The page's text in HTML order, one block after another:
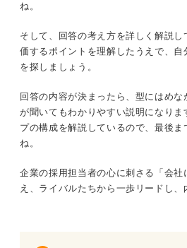
自分だからこそできる会社
ルして内定をつかみ取ろう
ね。
そして、回答の考え方を詳しく解説
価するポイントを理解したうえで、
を探しましょう。
回答の内容が決まったら、型にはめ
が聞いてもわかりやすい説明になりま
プの構成を解説しているので、最後
ね。
企業の採用担当者の心に刺さる「会
え、ライバルたちから一歩リードし、
例文⑤計画性×事務
説得力のある「会社に貢献できる
会社に貢献できること＝企業が
「会社に貢献できること」から